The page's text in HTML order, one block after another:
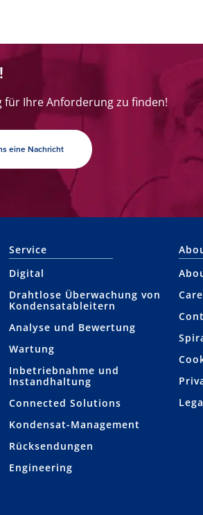
für Ihre Anforderung zu finden!
eine Nachricht
Service
Digital
Drahtlose Überwachung von
Kondensatableitern
Analyse und Bewertung
Wartung
Inbetriebnahme und
Instandhaltung
Connected Solutions
Kondensat-Management
Rücksendungen
Engineering